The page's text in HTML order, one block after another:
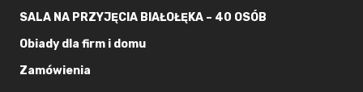
SALA NA PRZYJĘCIA BIAŁOŁĘKA – 40 OSÓB
Obiady dla firm i domu
Zamówienia